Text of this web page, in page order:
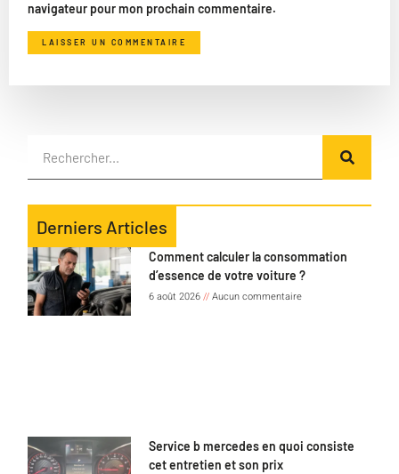
navigateur pour mon prochain commentaire.
Derniers Articles
Comment calculer la consommation
d’essence de votre voiture ?
6 août 2026 Aucun commentaire
Service b mercedes en quoi consiste
cet entretien et son prix